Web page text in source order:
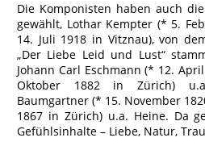
Die Komponisten haben auch
gewählt, Lothar Kempter (* 5.
14. Juli 1918 in Vitznau), von
„Der Liebe Leid und Lust“
Johann Carl Eschmann (* 12.
Oktober 1882 in Zürich)
Baumgartner (* 15. November
1867 in Zürich) u.a. Heine. Da
Gefühlsinhalte – Liebe, Natur,